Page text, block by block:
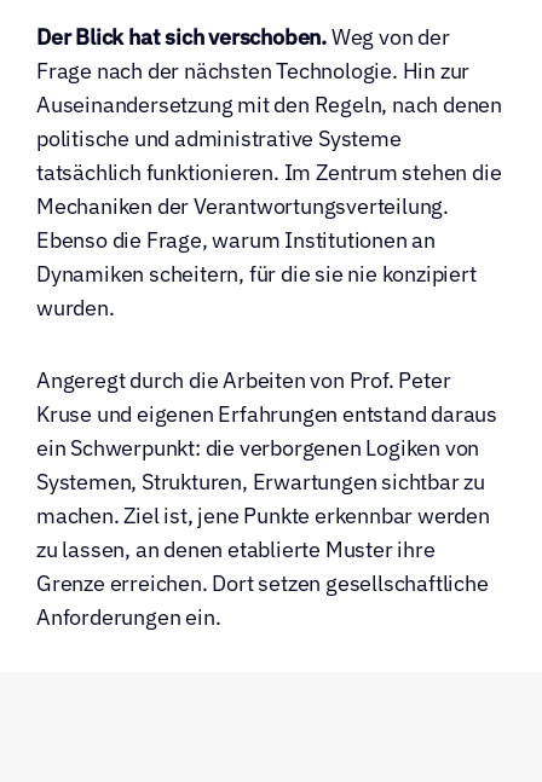
Der Blick hat sich verschoben. Weg von der
Frage nach der nächsten Technologie. Hin zur
Auseinandersetzung mit den Regeln, nach denen
politische und administrative Systeme
tatsächlich funktionieren. Im Zentrum stehen die
Mechaniken der Verantwortungsverteilung.
Ebenso die Frage, warum Institutionen an
Dynamiken scheitern, für die sie nie konzipiert
wurden.
Angeregt durch die Arbeiten von Prof. Peter
Kruse und eigenen Erfahrungen entstand daraus
ein Schwerpunkt: die verborgenen Logiken von
Systemen, Strukturen, Erwartungen sichtbar zu
machen. Ziel ist, jene Punkte erkennbar werden
zu lassen, an denen etablierte Muster ihre
Grenze erreichen. Dort setzen gesellschaftliche
Anforderungen ein.